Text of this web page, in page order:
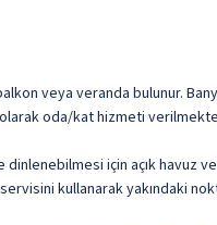
veya veranda bulunur.
olarak oda/kat hizmeti
için açık havuz
kullanarak yakındaki